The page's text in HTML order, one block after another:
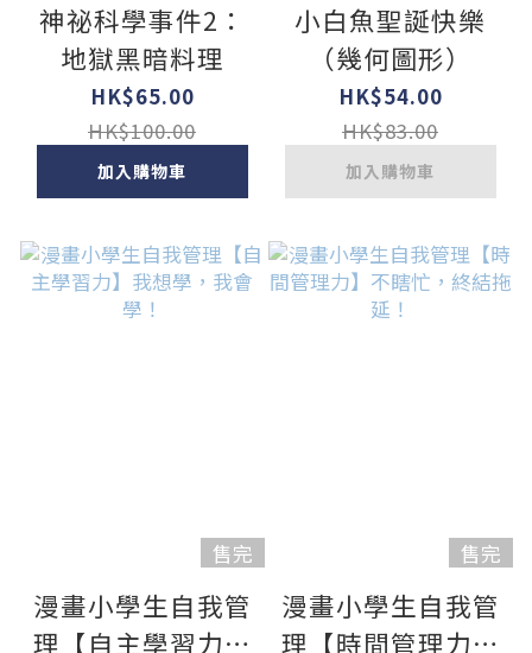
神祕科學事件2：
地獄黑暗料理
HK$65.00
HK$100.00
加入購物車
小白魚聖誕快樂
（幾何圖形）
HK$54.00
HK$83.00
加入購物車
售完
漫畫小學生自我管
理【自主學習力】
售完
漫畫小學生自我管
理【時間管理力】